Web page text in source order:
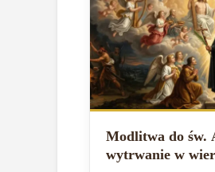
Modlitwa do św.
wytrwanie w